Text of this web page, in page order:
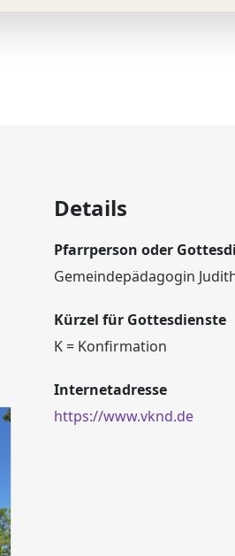
Details
Pfarrperson oder
Gemeindepädagogin
Kürzel für Gottesdienste
K = Konfirmation
Internetadresse
https://www.vknd.de